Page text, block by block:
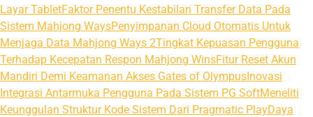
Layar TabletFaktor Penentu Kestabilan Transfer Data Pada
Sistem Mahjong WaysPenyimpanan Cloud Otomatis Untuk
Menjaga Data Mahjong Ways 2Tingkat Kepuasan Pengguna
Terhadap Kecepatan Respon Mahjong WinsFitur Reset Akun
Mandiri Demi Keamanan Akses Gates of OlympusInovasi
Integrasi Antarmuka Pengguna Pada Sistem PG SoftMeneliti
Keunggulan Struktur Kode Sistem Dari Pragmatic PlayDaya